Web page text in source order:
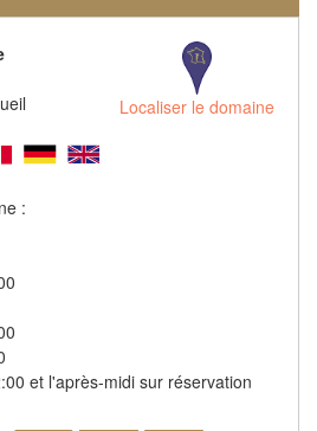
Localiser le domaine
:
et l'après-midi sur réservation